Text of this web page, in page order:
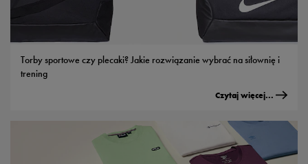
Torby sportowe czy plecaki? Jakie rozwiązanie wybrać na siłownię i
trening
Czytaj więcej...